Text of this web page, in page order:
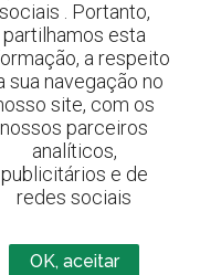
Crie os seus alertas
de equipamentos usados
800 concessionários
Manitou em todo o mundo
sociais . Portanto,
partilhamos esta
a respeito
sua navegação no
site, com os
nossos parceiros
analíticos,
publicitários e de
redes sociais
OK, aceitar